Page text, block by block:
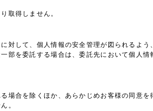
取得しません。
対して、個人情報の安全管理が図られるよ
部を委託する場合は、委託先において個人
場合を除くほか、あらかじめお客様の同意を
。